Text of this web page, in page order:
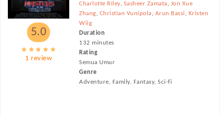
5.0
1 review
Charlotte Riley, Sasheer Zamata, Jon Xue
Zhang, Christian Vunipola, Arun Bassi, Kristen
Wiig
Duration
132 minutes
Rating
Semua Umur
Genre
Adventure, Family, Fantasy, Sci-fi